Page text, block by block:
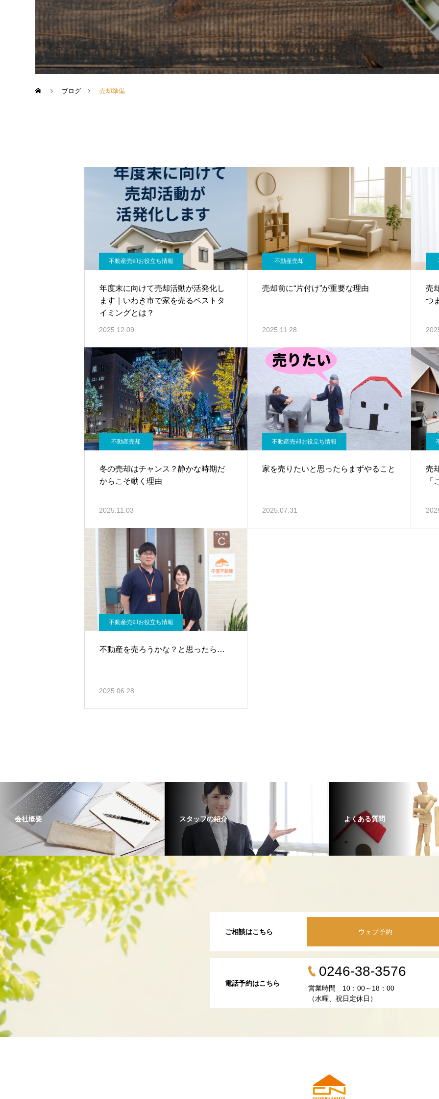
ブログ 売却準備
不動産売却お役立ち情報
年度末に向けて売却活動が活発化し
ます｜いわき市で家を売るベストタ
イミングとは？
2025.12.09
不動産売却
売却前に“片付け”が重要な理由
2025.11.28
売
つ
不動産売却
冬の売却はチャンス？静かな時期だ
からこそ動く理由
2025.11.03
不動産売却お役立ち情報
家を売りたいと思ったらまずやること
2025.07.31
売
「
不動産売却お役立ち情報
不動産を売ろうかな？と思ったら…
2025.06.28
会社概要 スタッフの紹介 よくある質問
ご相談はこちら ウェブ予約
電話予約はこちら
0246-38-3576
営業時間 10：00～18：00
（水曜、祝日定休日）